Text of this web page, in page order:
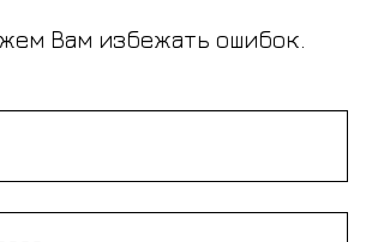
Вам избежать ошибок.